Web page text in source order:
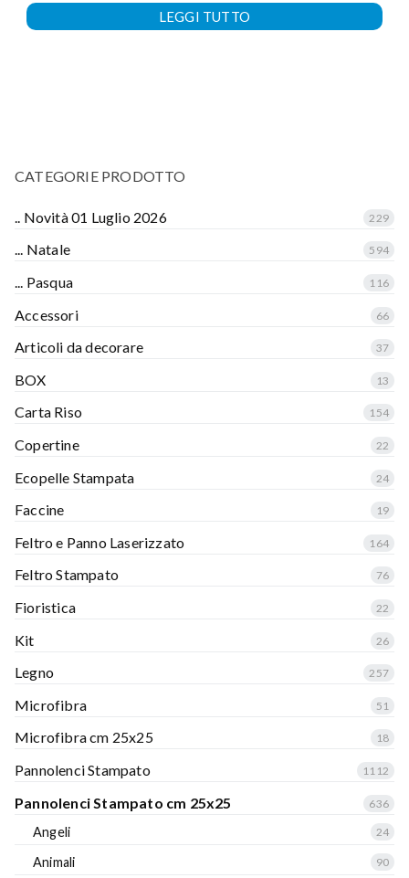
LEGGI TUTTO
CATEGORIE PRODOTTO
.. Novità 01 Luglio 2026 229
... Natale 594
... Pasqua 116
Accessori 66
Articoli da decorare 37
BOX 13
Carta Riso 154
Copertine 22
Ecopelle Stampata 24
Faccine 19
Feltro e Panno Laserizzato 164
Feltro Stampato 76
Fioristica 22
Kit 26
Legno 257
Microfibra 51
Microfibra cm 25x25 18
Pannolenci Stampato 1112
Pannolenci Stampato cm 25x25 636
Angeli 24
Animali 90